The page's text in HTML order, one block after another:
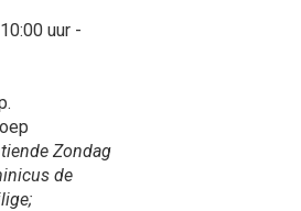
uur -
Zondag
de